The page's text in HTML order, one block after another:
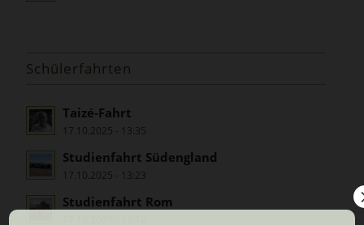
Schülerfahrten
Taizé-Fahrt
17.10.2025 - 13:35
Studienfahrt Südengland
17.10.2025 - 13:23
Studienfahrt Rom